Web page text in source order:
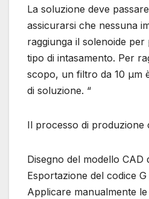
La soluzione deve
assicurarsi che nessuna
raggiunga il solenoide per
tipo di intasamento. Per
scopo, un filtro da 10 μm
di soluzione. “
Il processo di produzione
Disegno del modello CAD
Esportazione del codice
Applicare manualmente